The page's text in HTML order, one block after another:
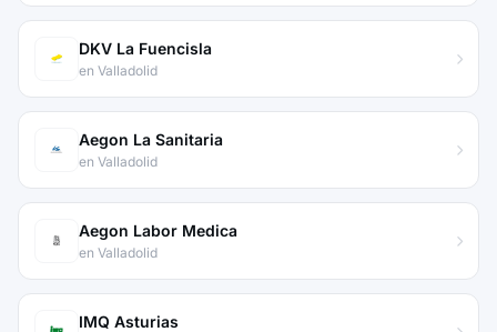
DKV La Fuencisla
en Valladolid
Aegon La Sanitaria
en Valladolid
Aegon Labor Medica
en Valladolid
IMQ Asturias